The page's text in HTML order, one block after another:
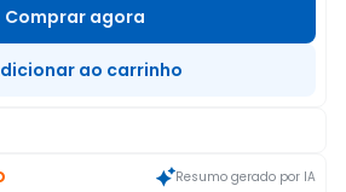
Comprar agora
ao carrinho
Resumo gerado por IA